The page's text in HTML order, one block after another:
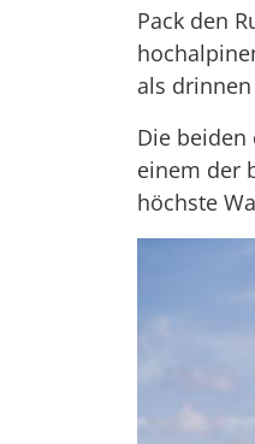
Pack den
als
Die
einem der
höchste